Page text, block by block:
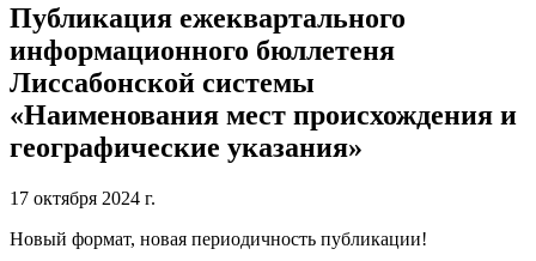
Публикация ежеквартального
информационного бюллетеня
Лиссабонской системы
«Наименования мест происхождения и
географические указания»
17 октября 2024 г.
Новый формат, новая периодичность публикации!